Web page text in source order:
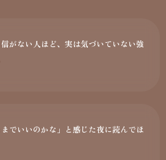
がない人ほど、実は気づいていない強
までいいのかな」と感じた夜に読んでほ